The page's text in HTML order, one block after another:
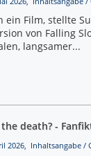
ein Film, stellte
von Falling
langsamer...
death? -
2026, Inhaltsangabe /